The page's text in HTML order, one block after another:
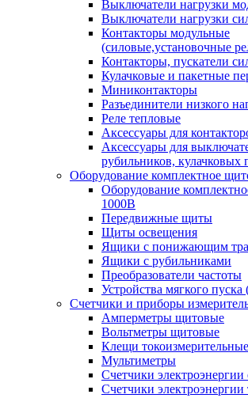
Выключатели нагрузки
Выключатели нагрузки
Контакторы модульные
(силовые,установочные
Контакторы, пускатели
Кулачковые и пакетные
Миниконтакторы
Разъединители низкого
Реле тепловые
Аксессуары для
Аксессуары для
рубильников, кулачковых
Оборудование комплектное
Оборудование
1000В
Передвижные щиты
Щиты освещения
Ящики с понижающим
Ящики с рубильниками
Преобразователи частоты
Устройства мягкого пуска
Счетчики и приборы
Амперметры щитовые
Вольтметры щитовые
Клещи токоизмерительные
Мультиметры
Счетчики
Счетчики электроэнергии